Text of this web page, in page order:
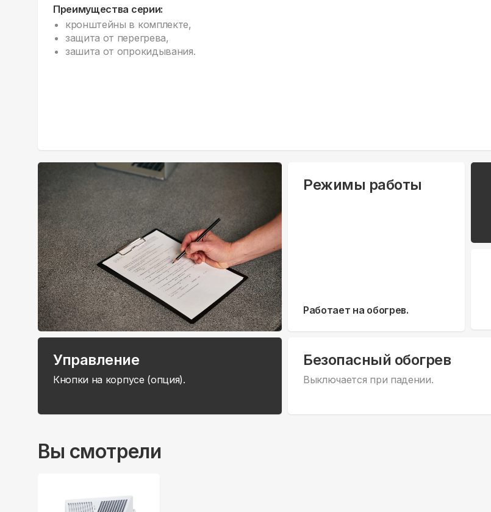
Преимущества серии:
кронштейны в комплекте,
защита от перегрева,
зашита от опрокидывания.
Режимы работы
Работает на обогрев.
Управление
Кнопки на корпусе (опция).
Безопасный обогрев
Выключается при падении.
Вы смотрели